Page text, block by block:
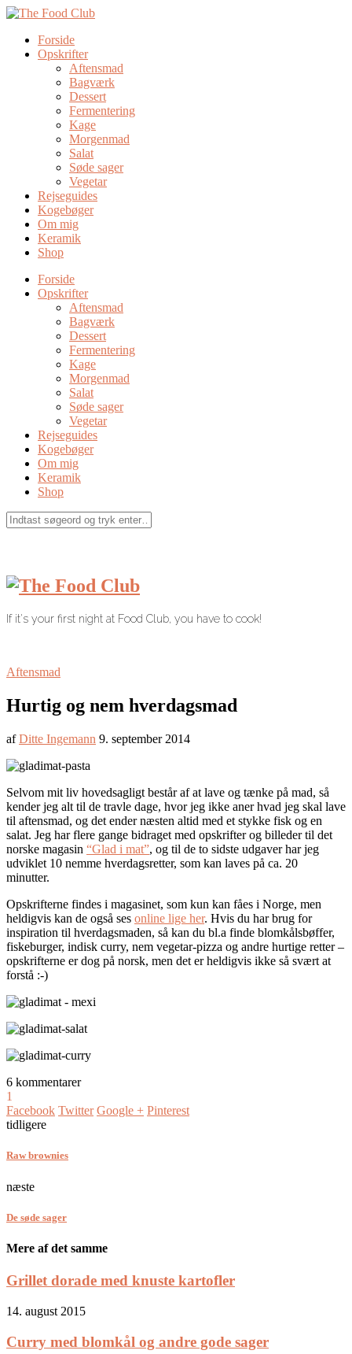
Forside
Opskrifter
Aftensmad
Bagværk
Dessert
Fermentering
Kage
Morgenmad
Salat
Søde sager
Vegetar
Rejseguides
Kogebøger
Om mig
Keramik
Shop
Forside
Opskrifter
Aftensmad
Bagværk
Dessert
Fermentering
Kage
Morgenmad
Salat
Søde sager
Vegetar
Rejseguides
Kogebøger
Om mig
Keramik
Shop
If it's your first night at Food Club, you have to cook!
Aftensmad
Hurtig og nem hverdagsmad
afDitte Ingemann 9. september 2014
Selvom mit liv hovedsagligt består af at lave og tænke på mad, så
kender jeg alt til de travle dage, hvor jeg ikke aner hvad jeg skal lave
til aftensmad, og det ender næsten altid med et stykke fisk og en
salat. Jeg har flere gange bidraget med opskrifter og billeder til det
norske magasin “Glad i mat”, og til de to sidste udgaver har jeg
udviklet 10 nemme hverdagsretter, som kan laves på ca. 20
minutter.
Opskrifterne findes i magasinet, som kun kan fåes i Norge, men
heldigvis kan de også ses online lige her. Hvis du har brug for
inspiration til hverdagsmaden, så kan du bl.a finde blomkålsbøffer,
fiskeburger, indisk curry, nem vegetar-pizza og andre hurtige retter –
opskrifterne er dog på norsk, men det er heldigvis ikke så svært at
forstå :-)
6 kommentarer
1
Facebook Twitter Google + Pinterest
tidligere
Raw brownies
næste
De søde sager
Mere af det samme
Grillet dorade med knuste kartofler
14. august 2015
Curry med blomkål og andre gode sager